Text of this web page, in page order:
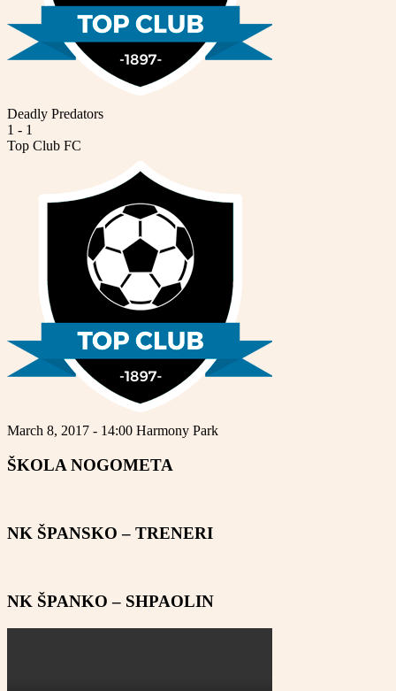
Deadly Predators
1 - 1
Top Club FC
March 8, 2017 - 14:00 Harmony Park
ŠKOLA NOGOMETA
NK ŠPANSKO – TRENERI
NK ŠPANKO – SHPAOLIN